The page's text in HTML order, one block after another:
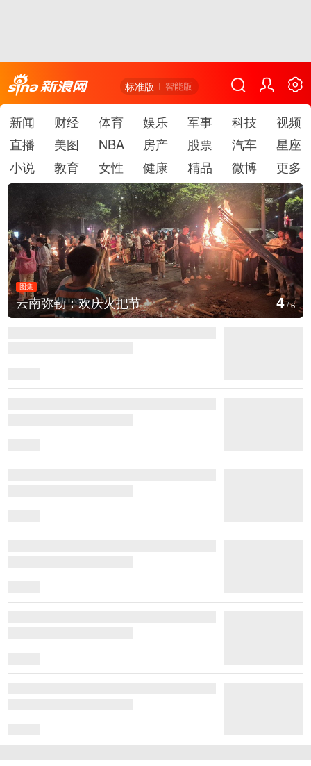
标准版 智能版
新闻 财经 体育 娱乐 军事 科技
视频
直播
美图 NBA 房产 股票 汽车
星座
小说
教育 女性 健康 精品 微博 更多
图集
云南弥勒：欢庆火把节 4/6